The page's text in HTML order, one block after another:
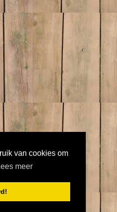
van cookies om
meer